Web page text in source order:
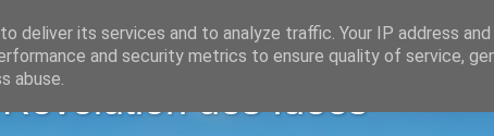
des Idées
deliver its services and to analyze traffic. Your IP address
and security metrics to ensure quality of service,
abuse.